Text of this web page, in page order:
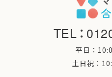
TEL：
平日：
土日祝：